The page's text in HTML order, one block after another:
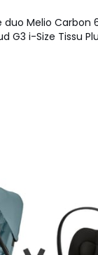
Melio Carbon
G3 i-Size Tissu